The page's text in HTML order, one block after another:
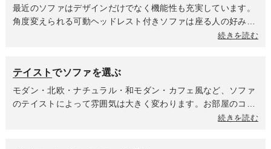
屋全体のバランスを考えて選びましょう。
最近のソファはデザインだけでなく機能性も充実しています。
角度変えられる可動ヘッドレスト付きソファは座る人の好みの
合わせて調整でき、使わない時は倒して見た目の印象がスッキ
に人気です。普段寝転んで寛ぐことが多い方に支持されてお
り、来客時のベッドとしてや小さいお子様のお昼寝場所として
も活用されています。さらに、カバーが取り外して洗えるカバ
ーリングソファや、L字の向きを自由に変更したりスツール・
続きを読む
テイストでソファを選ぶ
モダン・北欧・ナチュラル・和モダン・カフェ風など、ソファ
のテイストによって雰囲気は大きく変わります。お部屋のコン
セプトに合わせたソファをまず選ぶことで全体の雰囲気が決ま
続きを読む